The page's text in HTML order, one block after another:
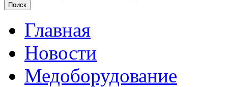
Главная
Новости
Медоборудование